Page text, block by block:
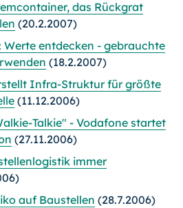
das Rückgrat
(20.2.2007)
Werte entdecken - gebrauchte
(18.2.2007)
Infra-Struktur für größte
(11.12.2006)
Talkie" - Vodafone startet
(27.11.2006)
immer
auf Baustellen (28.7.2006)